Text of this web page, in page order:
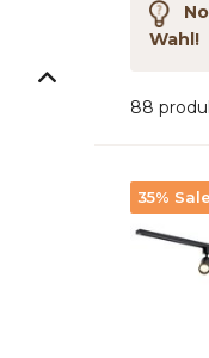
Wahl!
88
35% Sale